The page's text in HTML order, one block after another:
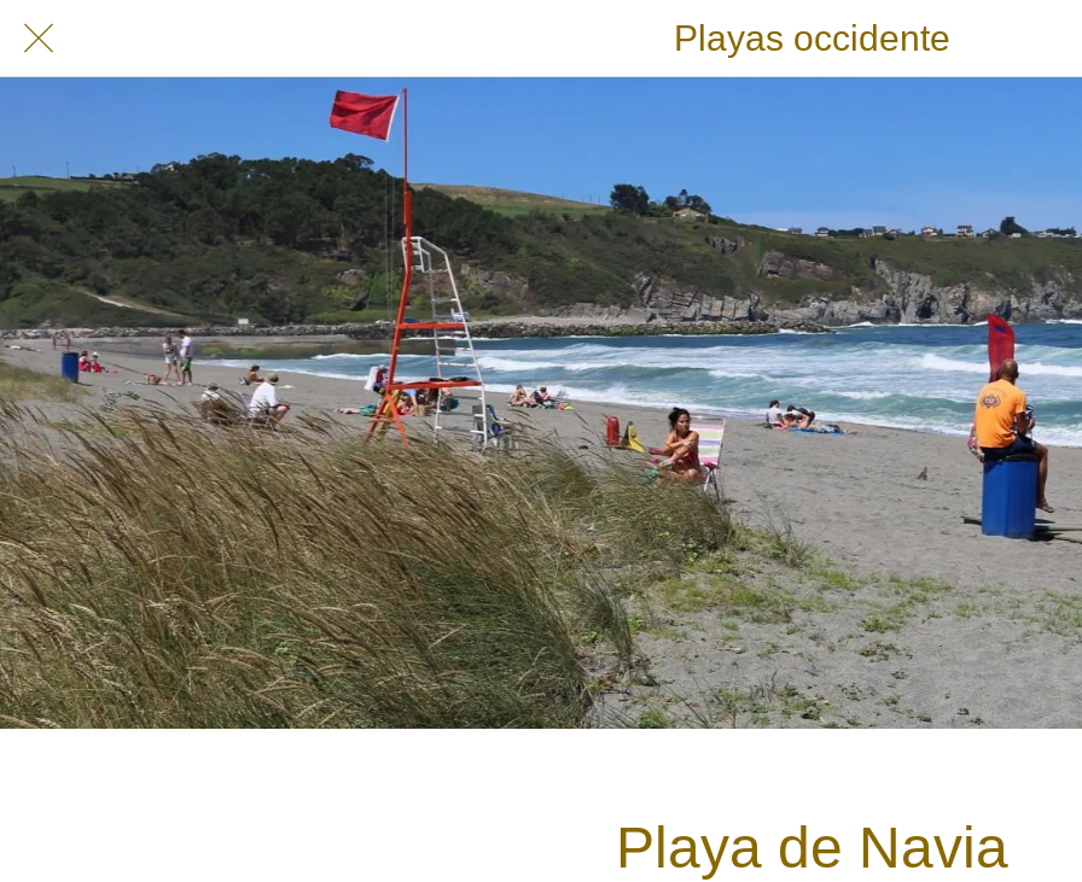
Playas occidente
Playa de Navia